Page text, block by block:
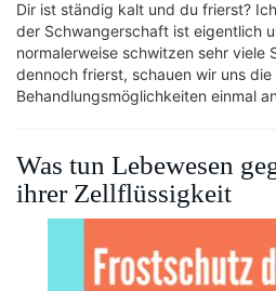
Dir ist ständig kalt und du frierst?
der Schwangerschaft ist eigentlich
normalerweise schwitzen sehr viele
dennoch frierst, schauen wir uns
Behandlungsmöglichkeiten einmal
Was tun Lebewesen
ihrer Zellflüssigkeit